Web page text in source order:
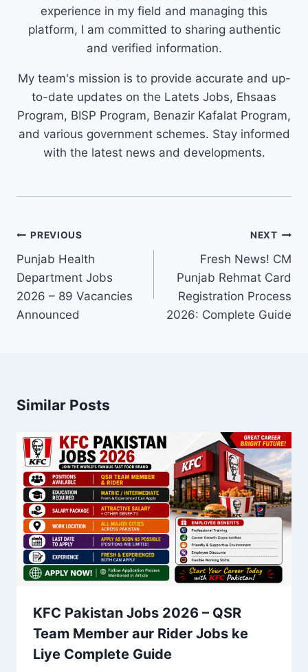
experience in my field and managing this
platform, I am committed to sharing authentic
and verified information.
My team's mission is to provide accurate and up-
to-date updates on the Latets Jobs, Ehsaas
Program, BISP Program, Benazir Kafalat Program,
and various government schemes. Stay informed
with the latest news and developments.
Post
navigation
PREVIOUS
Punjab Health
Department Jobs
2026 – 89 Vacancies
Announced
NEXT
Fresh News! CM
Punjab Rehmat Card
Registration Process
2026: Complete Guide
Similar Posts
KFC Pakistan Jobs 2026 – QSR
Team Member aur Rider Jobs ke
Liye Complete Guide